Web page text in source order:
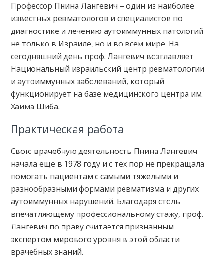
Профессор Пнина Лангевич – один из наиболее
известных ревматологов и специалистов по
диагностике и лечению аутоиммунных патологий
не только в Израиле, но и во всем мире. На
сегодняшний день проф. Лангевич возглавляет
Национальный израильский центр ревматологии
и аутоиммунных заболеваний, который
функционирует на базе медицинского центра им.
Хаима Шиба.
Практическая работа
Свою врачебную деятельность Пнина Лангевич
начала еще в 1978 году и с тех пор не прекращала
помогать пациентам с самыми тяжелыми и
разнообразными формами ревматизма и других
аутоиммунных нарушений. Благодаря столь
впечатляющему профессиональному стажу, проф.
Лангевич по праву считается признанным
экспертом мирового уровня в этой области
врачебных знаний.